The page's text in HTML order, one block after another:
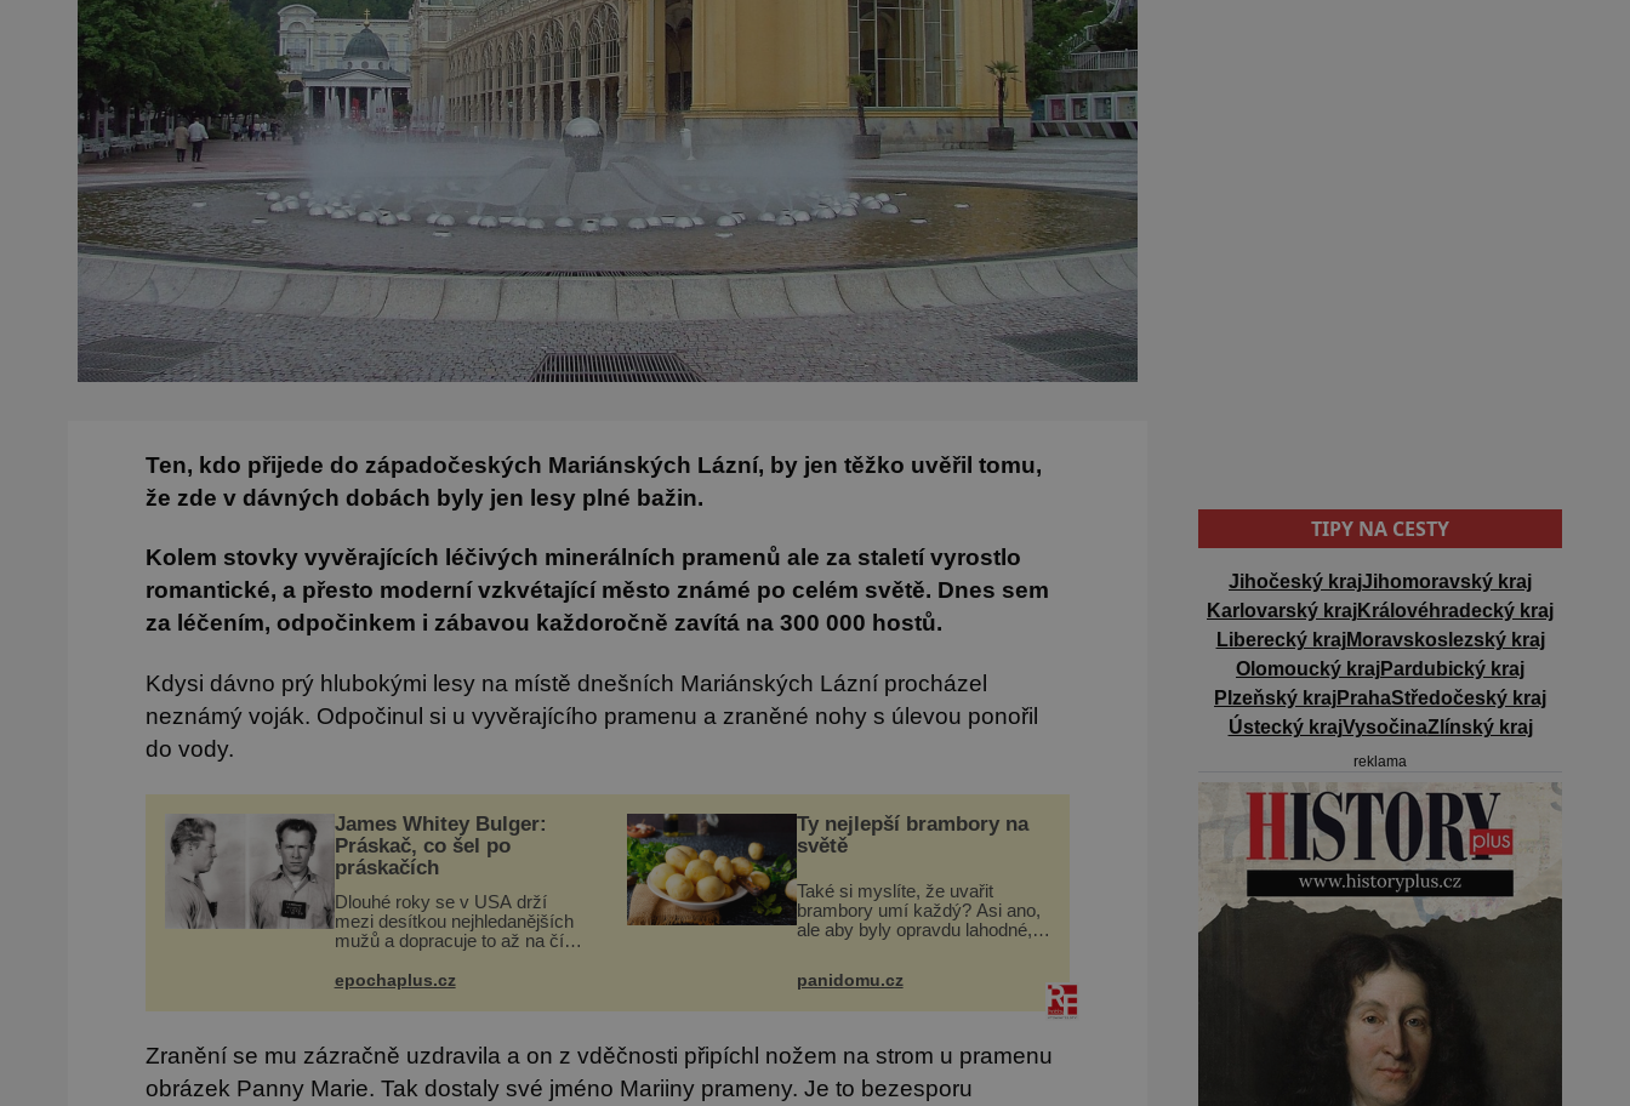
Ten, kdo přijede do západočeských Mariánských Lázní, by jen těžko uvěřil tomu,
že zde v dávných dobách byly jen lesy plné bažin.
Kolem stovky vyvěrajících léčivých minerálních pramenů ale za staletí vyrostlo
romantické, a přesto moderní vzkvétající město známé po celém světě. Dnes sem
za léčením, odpočinkem i zábavou každoročně zavítá na 300 000 hostů.
Kdysi dávno prý hlubokými lesy na místě dnešních Mariánských Lázní procházel
neznámý voják. Odpočinul si u vyvěrajícího pramenu a zraněné nohy s úlevou ponořil
do vody.
James Whitey Bulger:
Práskač, co šel po
práskačích
Dlouhé roky se v USA drží
mezi desítkou nejhledanějších
mužů a dopracuje to až na číslo
Ládinovi (1957–2011). To je
2018) viněný ze spoluúčasti na
epochaplus.cz
Ty nejlepší brambory na
světě
Také si myslíte, že uvařit
brambory umí každý? Asi ano,
ale aby byly opravdu lahodné,
od A, tedy na saláty, po D na
kaši, určitě víte, takže
panidomu.cz
Zranění se mu zázračně uzdravila a on z vděčnosti připíchl nožem na strom u pramenu
obrázek Panny Marie. Tak dostaly své jméno Mariiny prameny. Je to bezesporu
TIPY NA CESTY
Jihočeský krajJihomoravský kraj
Karlovarský krajKrálovéhradecký kraj
Liberecký krajMoravskoslezský kraj
Olomoucký krajPardubický kraj
Plzeňský krajPrahaStředočeský kraj
Ústecký krajVysočinaZlínský kraj
reklama